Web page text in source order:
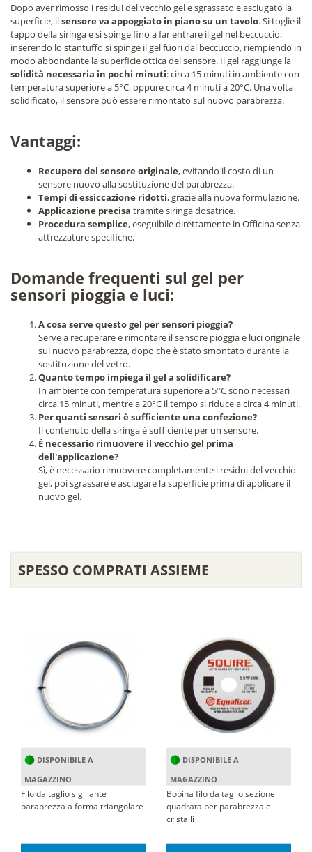
Dopo aver rimosso i residui del vecchio gel e sgrassato e asciugato la
superficie, ilsensore va appoggiato in piano su un tavolo. Si toglie il
tappo della siringa e si spinge fino a far entrare il gel nel beccuccio;
inserendo lo stantuffo si spinge il gel fuori dal beccuccio, riempiendo in
modo abbondante la superficie ottica del sensore. Il gel raggiunge la
solidità necessaria in pochi minuti: circa 15 minuti in ambiente con
temperatura superiore a 5°C, oppure circa 4 minuti a 20°C. Una volta
solidificato, il sensore può essere rimontato sul nuovo parabrezza.
Vantaggi:
Recupero del sensore originale, evitando il costo di un
sensore nuovo alla sostituzione del parabrezza.
Tempi di essiccazione ridotti, grazie alla nuova formulazione.
Applicazione precisa tramite siringa dosatrice.
Procedura semplice, eseguibile direttamente in Officina senza
attrezzature specifiche.
Domande frequenti sul gel per
sensori pioggia e luci:
A cosa serve questo gel per sensori pioggia?
Serve a recuperare e rimontare il sensore pioggia e luci originale
sul nuovo parabrezza, dopo che è stato smontato durante la
sostituzione del vetro.
Quanto tempo impiega il gel a solidificare?
In ambiente con temperatura superiore a 5°C sono necessari
circa 15 minuti, mentre a 20°C il tempo si riduce a circa 4 minuti.
Per quanti sensori è sufficiente una confezione?
Il contenuto della siringa è sufficiente per un sensore.
È necessario rimuovere il vecchio gel prima
dell'applicazione?
Sì, è necessario rimuovere completamente i residui del vecchio
gel, poi sgrassare e asciugare la superficie prima di applicare il
nuovo gel.
SPESSO COMPRATI ASSIEME
DISPONIBILE A
MAGAZZINO
Filo da taglio sigillante
parabrezza a forma triangolare
DISPONIBILE A
MAGAZZINO
Bobina filo da taglio sezione
quadrata per parabrezza e
cristalli